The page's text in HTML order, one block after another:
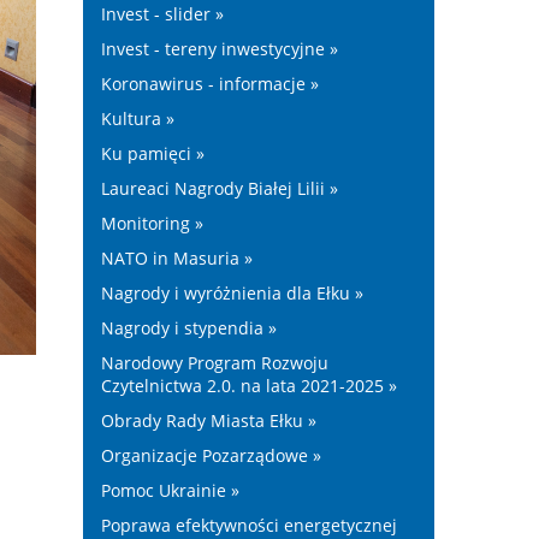
Invest - slider »
Invest - tereny inwestycyjne »
Koronawirus - informacje »
Kultura »
Ku pamięci »
Laureaci Nagrody Białej Lilii »
Monitoring »
NATO in Masuria »
Nagrody i wyróżnienia dla Ełku »
Nagrody i stypendia »
Narodowy Program Rozwoju
Czytelnictwa 2.0. na lata 2021-2025 »
Obrady Rady Miasta Ełku »
Organizacje Pozarządowe »
Pomoc Ukrainie »
Poprawa efektywności energetycznej